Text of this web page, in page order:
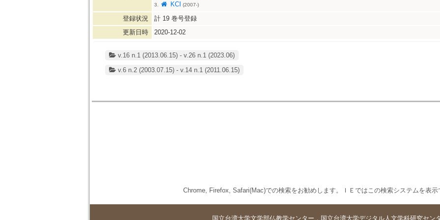
3.
KCI (2007-)
登録状況 計 19巻号登録
更新日時
2020-12-02
v.16 n.1 (2013.06.15) - v.26 n.1 (2023.06)
v.6 n.2 (2003.07.15) - v.14 n.1 (2011.06.15)
Chrome, Firefox, Safari(Mac)での検索をお勧めします。ＩＥではこの検索システムを表示
国立台湾大学文学部仏教学センター ． 国立台湾大学デジタル人文学科研究セン